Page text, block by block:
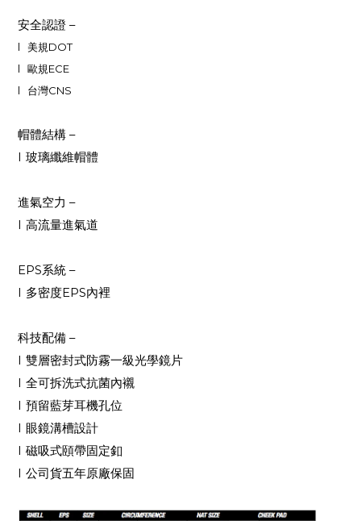
安全認證 –
l 美規DOT
l 歐規ECE
l 台灣CNS
帽體結構 –
l 玻璃纖維帽體
進氣空力 –
l 高流量進氣道
EPS系統 –
l 多密度EPS內裡
科技配備 –
l 雙層密封式防霧一級光學鏡片
l 全可拆洗式抗菌內襯
l 預留藍芽耳機孔位
l 眼鏡溝槽設計
l 磁吸式頤帶固定釦
l 公司貨五年原廠保固